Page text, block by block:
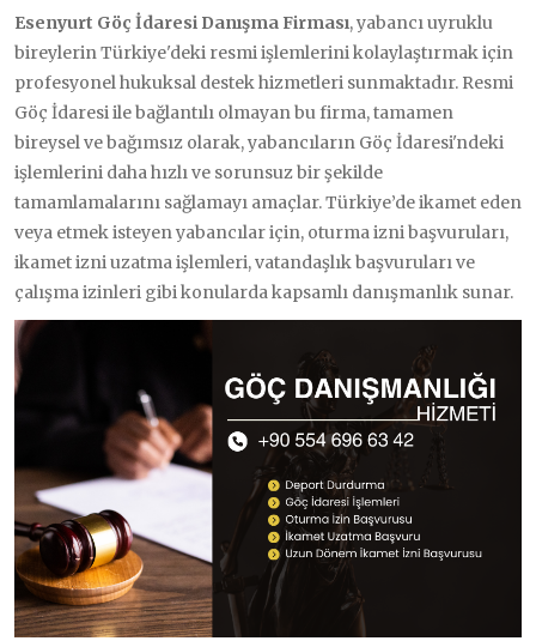
Esenyurt Göç İdaresi Danışma Firması, yabancı uyruklu
bireylerin Türkiye'deki resmi işlemlerini kolaylaştırmak için
profesyonel hukuksal destek hizmetleri sunmaktadır. Resmi
Göç İdaresi ile bağlantılı olmayan bu firma, tamamen
bireysel ve bağımsız olarak, yabancıların Göç İdaresi'ndeki
işlemlerini daha hızlı ve sorunsuz bir şekilde
tamamlamalarını sağlamayı amaçlar. Türkiye’de ikamet eden
veya etmek isteyen yabancılar için, oturma izni başvuruları,
ikamet izni uzatma işlemleri, vatandaşlık başvuruları ve
çalışma izinleri gibi konularda kapsamlı danışmanlık sunar.